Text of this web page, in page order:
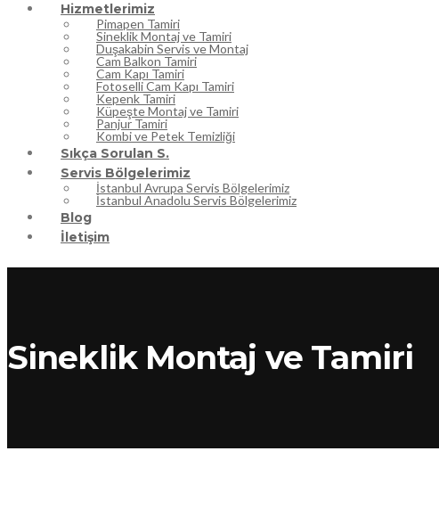
Hizmetlerimiz
Pimapen Tamiri
Sineklik Montaj ve Tamiri
Duşakabin Servis ve Montaj
Cam Balkon Tamiri
Cam Kapı Tamiri
Fotoselli Cam Kapı Tamiri
Kepenk Tamiri
Küpeşte Montaj ve Tamiri
Panjur Tamiri
Kombi ve Petek Temizliği
Sıkça Sorulan S.
Servis Bölgelerimiz
İstanbul Avrupa Servis Bölgelerimiz
İstanbul Anadolu Servis Bölgelerimiz
Blog
İletişim
Sineklik Montaj ve Tamiri